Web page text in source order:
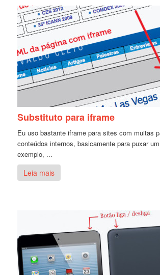
Substituto para iframe
Eu uso bastante iframe para sites com muitas
conteúdos internos, basicamente para puxar
exemplo, ...
Leia mais